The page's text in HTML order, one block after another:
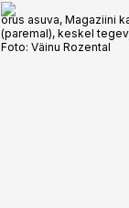
õrus asuva, Magaziini
(paremal), keskel
Foto: Väinu Rozental